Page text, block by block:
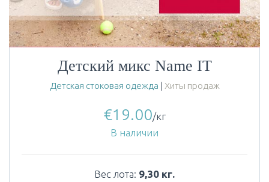
Детский микс Name IT
Детская стоковая одежда | Хиты продаж
€19.00/кг
В наличии
Вес лота: 9,30 кг.